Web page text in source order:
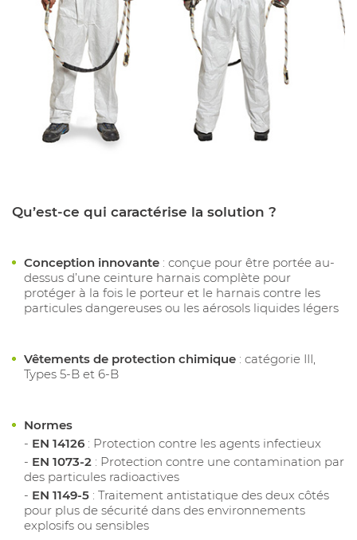
Qu’est-ce qui caractérise la solution ?
Conception innovante : conçue pour être portée au-
dessus d’une ceinture harnais complète pour
protéger à la fois le porteur et le harnais contre les
particules dangereuses ou les aérosols liquides légers
Vêtements de protection chimique : catégorie III,
Types 5-B et 6-B
Normes
EN 14126 : Protection contre les agents infectieux
EN 1073-2 : Protection contre une contamination par
des particules radioactives
EN 1149-5 : Traitement antistatique des deux côtés
pour plus de sécurité dans des environnements
explosifs ou sensibles